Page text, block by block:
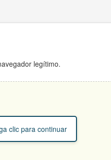
legítimo.
clic para continuar